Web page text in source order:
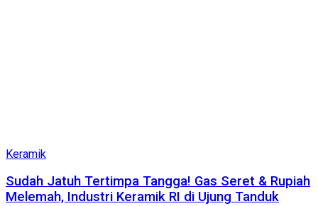
Keramik
Sudah Jatuh Tertimpa Tangga! Gas Seret & Rupiah
Melemah, Industri Keramik RI di Ujung Tanduk